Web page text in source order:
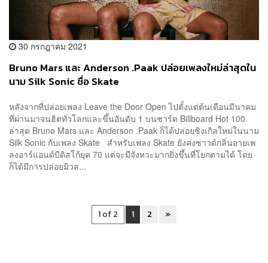
30 กรกฎาคม 2021
Bruno Mars และ Anderson .Paak ปล่อยเพลงใหม่ล่าสุดใน
นาม Silk Sonic ชื่อ Skate
หลังจากที่ปล่อยเพลง Leave the Door Open ไปตั้งแต่ต้นเดือนมีนาคม
ที่ผ่านมาจนฮิตทั่วโลกและขึ้นอันดับ 1 บนชาร์ต Billboard Hot 100
ล่าสุด Bruno Mars และ Anderson .Paak ก็ได้ปล่อยซิงเกิลใหม่ในนาม
Silk Sonic กับเพลง Skate สำหรับเพลง Skate ยังคงซาวด์กลิ่นอายเพ
ลงอาร์แอนด์บีดิสโก้ยุค 70 แต่จะมีจังหวะมากยิ่งขึ้นที่โยกตามได้ โดย
ก็ได้มีการปล่อยมิวส...
1 of 2 1 2 »